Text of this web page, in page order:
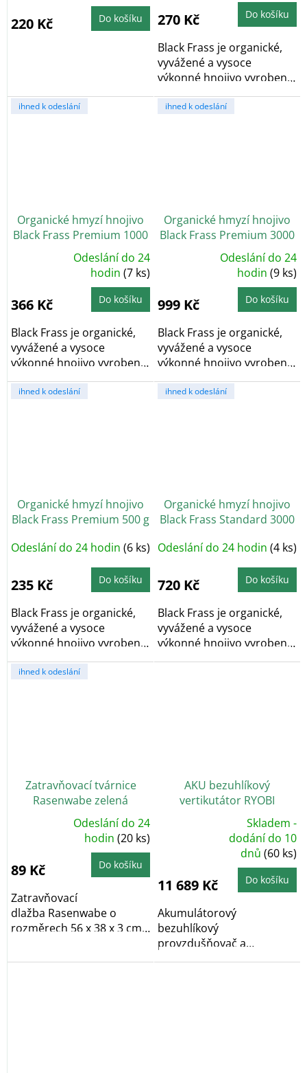
220 Kč Do košíku 270 Kč Do košíku
Black Frass je organické,
vyvážené a vysoce
výkonné hnojivo vyrobené
z hmyzího trusu,...
ihned k odeslání
Organické hmyzí hnojivo
Black Frass Premium 1000
g
5,0
z
5
Odeslání do 24
hodin(7 ks)
366 Kč Do košíku
Black Frass je organické,
vyvážené a vysoce
výkonné hnojivo vyrobené
z hmyzího trusu,...
ihned k odeslání
Organické hmyzí hnojivo
Black Frass Premium 3000
g
5,0
z
5
Odeslání do 24
hodin(9 ks)
999 Kč Do košíku
Black Frass je organické,
vyvážené a vysoce
výkonné hnojivo vyrobené
z hmyzího trusu,...
ihned k odeslání
Organické hmyzí hnojivo
Black Frass Premium 500 g
Odeslání do 24 hodin (6 ks)
235 Kč Do košíku
Black Frass je organické,
vyvážené a vysoce
výkonné hnojivo vyrobené
z hmyzího trusu,...
ihned k odeslání
Organické hmyzí hnojivo
Black Frass Standard 3000
Odeslání do 24 hodin (4 ks)
720 Kč Do košíku
Black Frass je organické,
vyvážené a vysoce
výkonné hnojivo vyrobené
z hmyzího trusu,...
ihned k odeslání
Zatravňovací tvárnice
Rasenwabe zelená
5,0
z
5
Odeslání do 24
hodin(20 ks)
89 Kč Do košíku
Zatravňovací
dlažba Rasenwabe o
rozměrech 56 x 38 x 3 cm
zpevnění...
AKU bezuhlíkový
vertikutátor RYOBI
RY18SFX35A-240
z
5
hvězdiček.
Skladem -
dodání do 10
dnů(60 ks)
11 689 Kč Do košíku
Akumulátorový
bezuhlíkový
provzdušňovač a
vertikutátor...